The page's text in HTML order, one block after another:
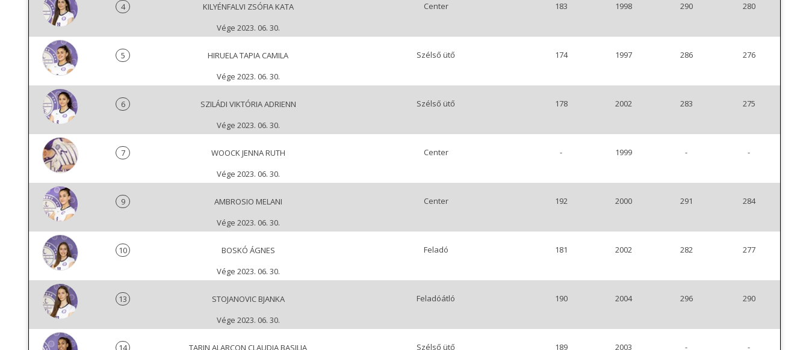
4
KILYÉNFALVI ZSÓFIA KATA
Vége 2023. 06. 30.
Center 183 1998 290 280
5
HIRUELA TAPIA CAMILA
Vége 2023. 06. 30.
Szélső ütő 174 1997 286 276
6
SZILÁDI VIKTÓRIA ADRIENN
Vége 2023. 06. 30.
Szélső ütő 178 2002 283 275
7
WOOCK JENNA RUTH
Vége 2023. 06. 30.
Center - 1999 - -
9
AMBROSIO MELANI
Vége 2023. 06. 30.
Center 192 2000 291 284
10
BOSKÓ ÁGNES
Vége 2023. 06. 30.
Feladó 181 2002 282 277
13
STOJANOVIC BJANKA
Vége 2023. 06. 30.
Feladóátló 190 2004 296 290
14
TARIN ALARCON CLAUDIA BASILIA
Szélső ütő 189 2003 - -